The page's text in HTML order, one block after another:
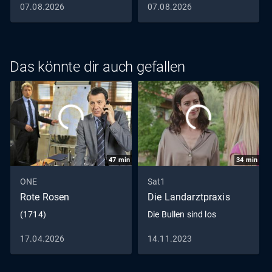
den aufgebrachten Robert zu beruhigen und ihn von
07.08.2026 07.08.2026
Das könnte dir auch gefallen
47 min
ONE
Rote Rosen
(1714)
17.04.2026
34 min
Sat1
Die Landarztpraxis
Die Bullen sind los
14.11.2023